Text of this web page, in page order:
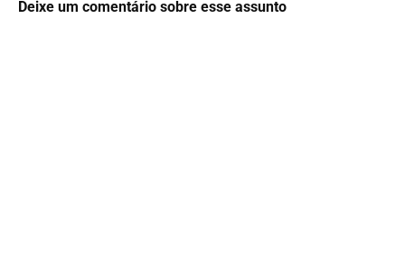
Deixe um comentário sobre esse assunto